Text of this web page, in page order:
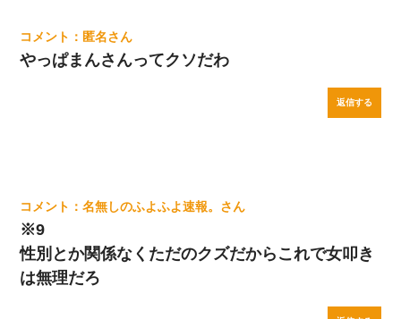
匿名
やっぱまんさんってクソだわ
返信する
名無しのふよふよ速報。
※9
性別とか関係なくただのクズだからこれで女叩き
は無理だろ